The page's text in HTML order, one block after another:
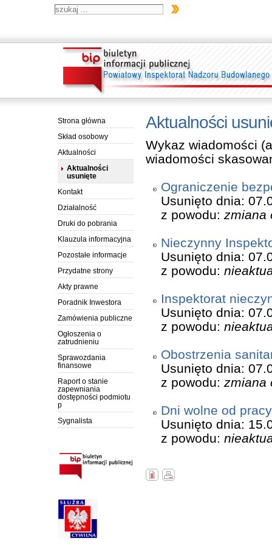
Aktualności
Wykaz wiadomości
wiadomości
Ograniczenie
Usunięto dnia:
z powodu: zmiana
Nieczynny
Usunięto dnia:
z powodu:
Inspektorat
Usunięto dnia:
z powodu:
Obostrzenia
Usunięto dnia:
z powodu: zmiana
Dni wolne od
Usunięto dnia:
z powodu:
Strona główna
Skład osobowy
Aktualności
Aktualności
usunięte
Kontakt
Działalność
Druki do pobrania
Klauzula informacyjna
Pozostałe informacje
Przydatne strony
Akty prawne
Poradnik Inwestora
Zamówienia publiczne
Ogłoszenia o
zatrudnieniu
Sprawozdania
finansowe
Raport o stanie
zapewniania
dostępności podmiotu
p
Sygnalista